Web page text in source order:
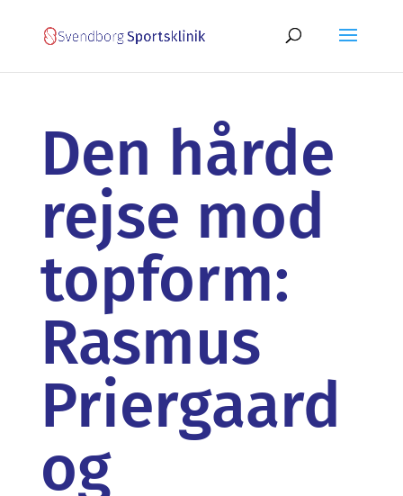
Den hårde
rejse mod
topform:
Rasmus
Priergaard
og